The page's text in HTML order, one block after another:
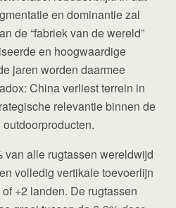
en dominantie zal
de “fabriek van de wereld”
en hoogwaardige
jaren worden daarmee
China verliest terrein in
relevantie binnen de
van alle rugtassen wereldwijd
volledig vertikale toevoerlijn
+2 landen. De rugtassen